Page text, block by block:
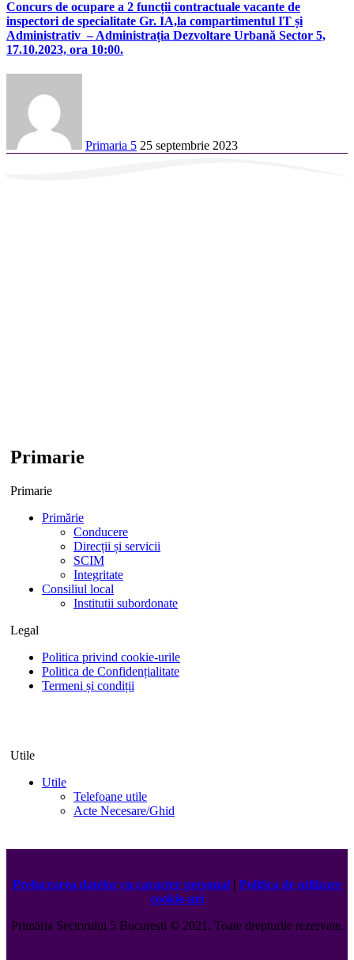
Concurs de ocupare a 2 funcții contractuale vacante de
inspectori de specialitate Gr. IA,la compartimentul IT și
Administrativ – Administrația Dezvoltare Urbană Sector 5,
17.10.2023, ora 10:00.
Primaria 5 25 septembrie 2023
Primarie
Primarie
Primărie
Conducere
Direcții și servicii
SCIM
Integritate
Consiliul local
Institutii subordonate
Legal
Politica privind cookie-urile
Politica de Confidențialitate
Termeni și condiții
Utile
Utile
Telefoane utile
Acte Necesare/Ghid
Prelucrarea datelor cu caracter personal | Politica de utilizare
cookie-uri
Primăria Sectorului 5 București ©️2021. Toate drepturile rezervate.